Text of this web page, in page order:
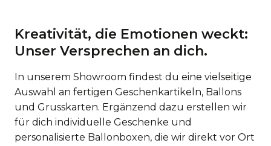
Kreativität, die Emotionen weckt:
Unser Versprechen an dich.
In unserem Showroom findest du eine vielseitige
Auswahl an fertigen Geschenkartikeln, Ballons
und Grusskarten. Ergänzend dazu erstellen wir
für dich individuelle Geschenke und
personalisierte Ballonboxen, die wir direkt vor Ort